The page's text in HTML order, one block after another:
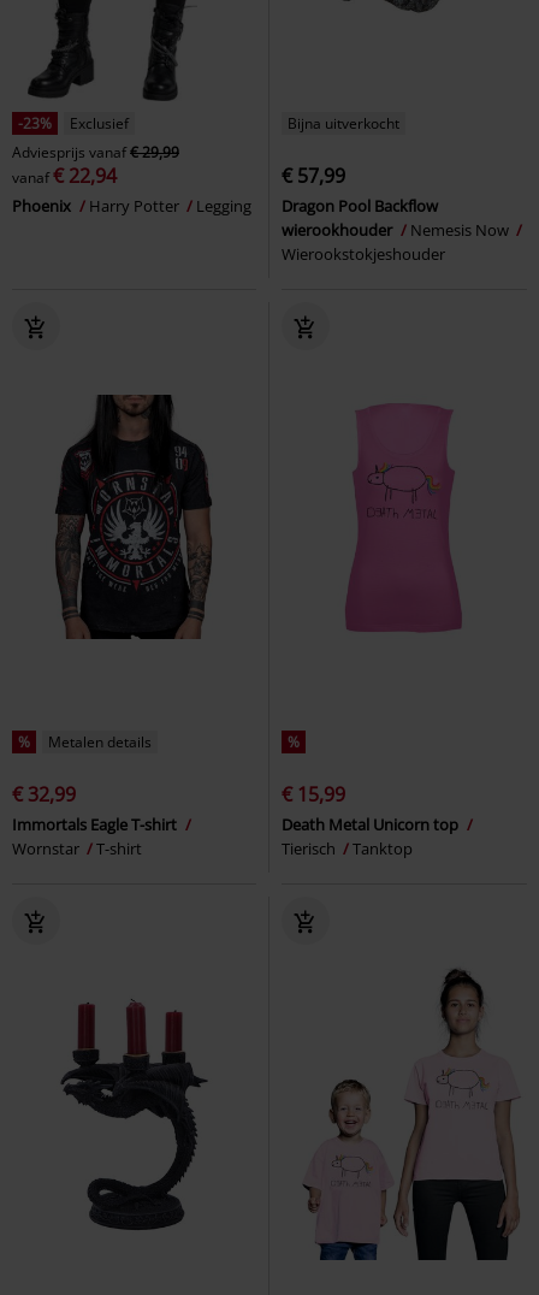
-23%
Exclusief
Adviesprijs vanaf€ 29,99
vanaf€ 22,94
Phoenix Harry Potter Legging
Bijna uitverkocht
€ 57,99
Dragon Pool Backflow
wierookhouder
Nemesis Now
Wierookstokjeshouder
% Metalen details
€ 32,99
Immortals Eagle T-shirt
Wornstar
T-shirt
%
€ 15,99
Death Metal Unicorn top
Tierisch
Tanktop